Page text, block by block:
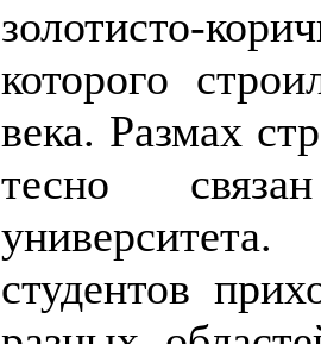
золотисто-
которого
века. Размах
тесно
студентов